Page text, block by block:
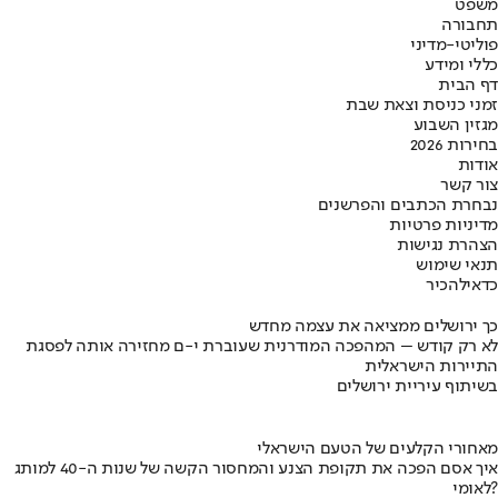
משפט
תחבורה
פוליטי-מדיני
כללי ומידע
דף הבית
זמני כניסת וצאת שבת
מגזין השבוע
בחירות 2026
אודות
צור קשר
נבחרת הכתבים והפרשנים
מדיניות פרטיות
הצהרת נגישות
תנאי שימוש
כדאילהכיר
כך ירושלים ממציאה את עצמה מחדש
לא רק קודש – המהפכה המודרנית שעוברת י-ם מחזירה אותה לפסגת
התיירות הישראלית
בשיתוף עיריית ירושלים
מאחורי הקלעים של הטעם הישראלי
איך אסם הפכה את תקופת הצנע והמחסור הקשה של שנות ה-40 למותג
לאומי?